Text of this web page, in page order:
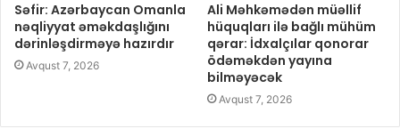
Səfir: Azərbaycan Omanla
nəqliyyat əməkdaşlığını
dərinləşdirməyə hazırdır
Avqust 7, 2026
Ali Məhkəmədən müəllif
hüquqları ilə bağlı mühüm
qərar: İdxalçılar qonorar
ödəməkdən yayına
bilməyəcək
Avqust 7, 2026